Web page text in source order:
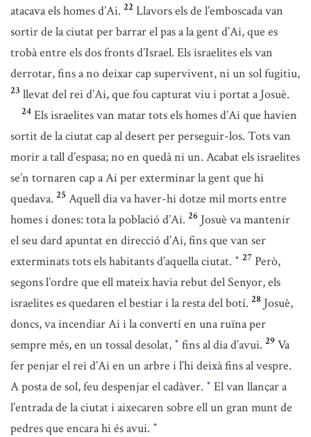
atacava els homes d’Ai. 22 Llavors els de l’emboscada van
sortir de la ciutat per barrar el pas a la gent d’Ai, que es
trobà entre els dos fronts d’Israel. Els israelites els van
derrotar, fins a no deixar cap supervivent, ni un sol fugitiu,
23 llevat del rei d’Ai, que fou capturat viu i portat a Josuè.
24 Els israelites van matar tots els homes d’Ai que havien
sortit de la ciutat cap al desert per perseguir-los. Tots van
morir a tall d’espasa; no en quedà ni un. Acabat els israelites
se’n tornaren cap a Ai per exterminar la gent que hi
quedava. 25 Aquell dia va haver-hi dotze mil morts entre
homes i dones: tota la població d’Ai. 26 Josuè va mantenir
el seu dard apuntat en direcció d’Ai, fins que van ser
exterminats tots els habitants d’aquella ciutat. * 27 Però,
segons l’ordre que ell mateix havia rebut del Senyor, els
israelites es quedaren el bestiar i la resta del botí. 28 Josuè,
doncs, va incendiar Ai i la convertí en una ruïna per
sempre més, en un tossal desolat, * fins al dia d’avui. 29 Va
fer penjar el rei d’Ai en un arbre i l’hi deixà fins al vespre.
A posta de sol, feu despenjar el cadàver. * El van llançar a
l’entrada de la ciutat i aixecaren sobre ell un gran munt de
pedres que encara hi és avui. *